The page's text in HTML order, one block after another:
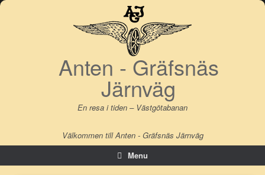
Skip
Anten - Gräfsnäs
Järnväg
En resa i tiden – Västgötabanan
Välkommen till Anten - Gräfsnäs Järnväg
Menu